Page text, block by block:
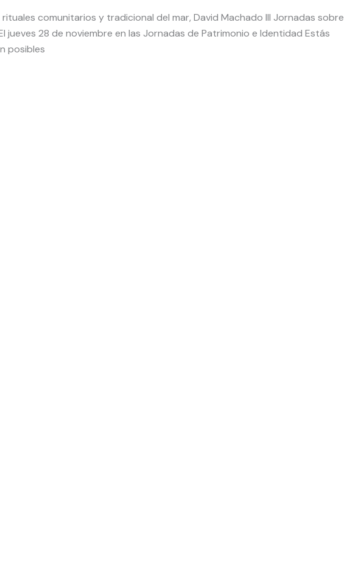
rituales comunitarios y tradicional del mar, David Machado III Jornadas sobre
jueves 28 de noviembre en las Jornadas de Patrimonio e Identidad Estás
posibles